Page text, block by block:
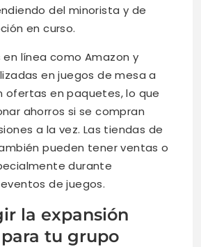
del minorista y de
en curso.
línea como Amazon y
en juegos de mesa a
ofertas en paquetes, lo que
ahorros si se compran
a la vez. Las tiendas de
pueden tener ventas o
durante
de juegos.
la expansión
tu grupo